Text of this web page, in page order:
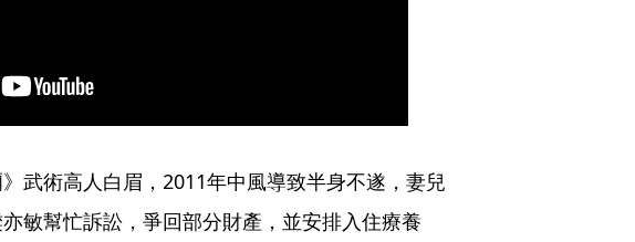
武術高人白眉，2011年中風導致半身不遂，妻兒
敏幫忙訴訟，爭回部分財產，並安排入住療養